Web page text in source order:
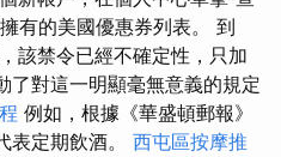
有的美國優惠券列表。 到
該禁令已經不確定性，只加
了對這一明顯毫無意義的規定
例如，根據《華盛頓郵報》
表定期飲酒。 西屯區按摩推